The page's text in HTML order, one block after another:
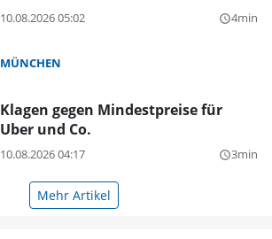
10.08.2026 05:02 query_builder4min
MÜNCHEN
Klagen gegen Mindestpreise für
Uber und Co.
10.08.2026 04:17 query_builder3min
Mehr Artikel